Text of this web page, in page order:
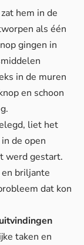
hem in de
als één
gingen in
in de muren
en schoon
liet het
de open
werd gestart.
en briljante
dat kon
taken en